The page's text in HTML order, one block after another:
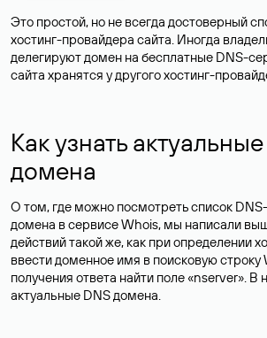
Это простой, но не всегда достоверный
хостинг-провайдера сайта. Иногда
делегируют домен на бесплатные DNS-
сайта хранятся у другого хостинг-
Как узнать
домена
О том, где можно посмотреть список
домена в сервисе Whois, мы написали
действий такой же, как при определении
ввести доменное имя в поисковую строку
получения ответа найти поле «nserver». В
актуальные DNS домена.